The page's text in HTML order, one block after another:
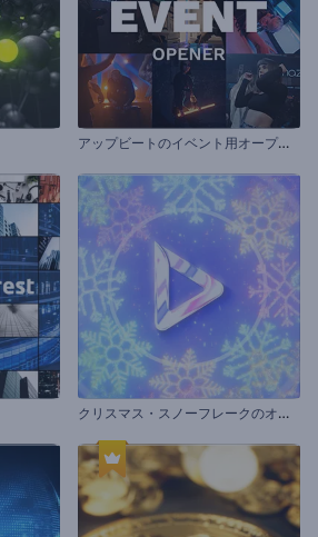
ア
ップビートのイベント用オープニング動画
ク
リスマス・スノーフレークのオープニング動画